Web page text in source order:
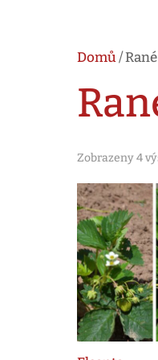
Domů/
Zobrazeny 4